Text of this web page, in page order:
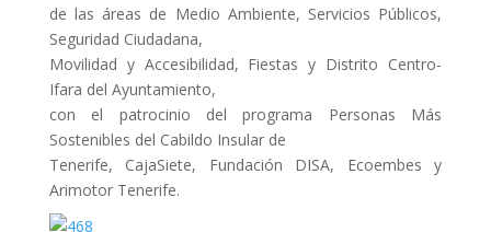
de las áreas de Medio Ambiente, Servicios Públicos,
Seguridad Ciudadana,
Movilidad y Accesibilidad, Fiestas y Distrito Centro-
Ifara del Ayuntamiento,
con el patrocinio del programa Personas Más
Sostenibles del Cabildo Insular de
Tenerife, CajaSiete, Fundación DISA, Ecoembes y
Arimotor Tenerife.